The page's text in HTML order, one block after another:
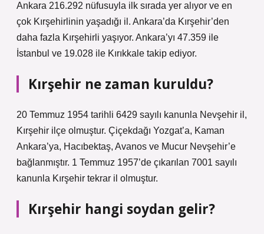
Ankara 216.292 nüfusuyla ilk sırada yer alıyor ve en
çok Kırşehirlinin yaşadığı il. Ankara’da Kırşehir’den
daha fazla Kırşehirli yaşıyor. Ankara’yı 47.359 ile
İstanbul ve 19.028 ile Kırıkkale takip ediyor.
Kırşehir ne zaman kuruldu?
20 Temmuz 1954 tarihli 6429 sayılı kanunla Nevşehir il,
Kırşehir ilçe olmuştur. Çiçekdağı Yozgat’a, Kaman
Ankara’ya, Hacıbektaş, Avanos ve Mucur Nevşehir’e
bağlanmıştır. 1 Temmuz 1957’de çıkarılan 7001 sayılı
kanunla Kırşehir tekrar il olmuştur.
Kırşehir hangi soydan gelir?